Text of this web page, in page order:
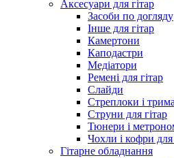
Аксесуари для гітар
Засоби по догляду
Інше для гітар
Камертони
Каподастри
Медіатори
Ремені для гітар
Слайди
Стреплоки і
Струни для гітар
Тюнери і
Чохли і кофри для
Гітарне обладнання